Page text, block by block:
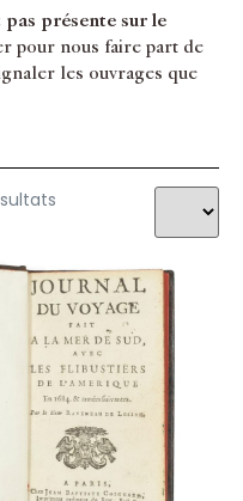
Joseph de Bruni
pas présente sur le
pour nous faire part de
les ouvrages que